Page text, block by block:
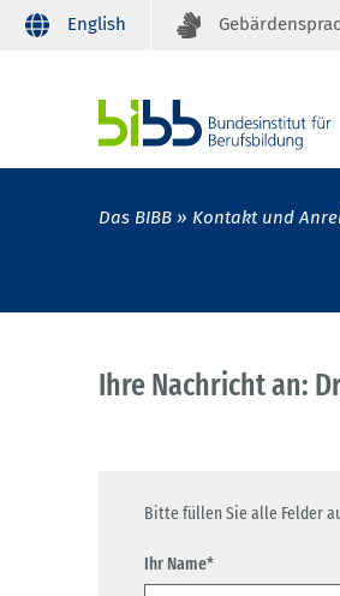
English
Das BIBB Kontakt und
Ihre Nachricht an:
Bitte füllen Sie alle Felder
Ihr Name*